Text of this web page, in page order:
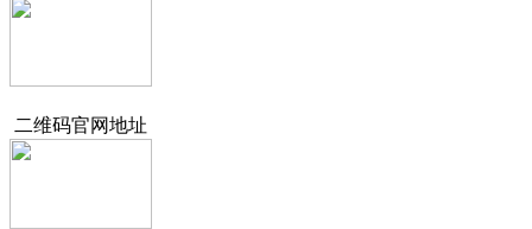
二维码官网地址